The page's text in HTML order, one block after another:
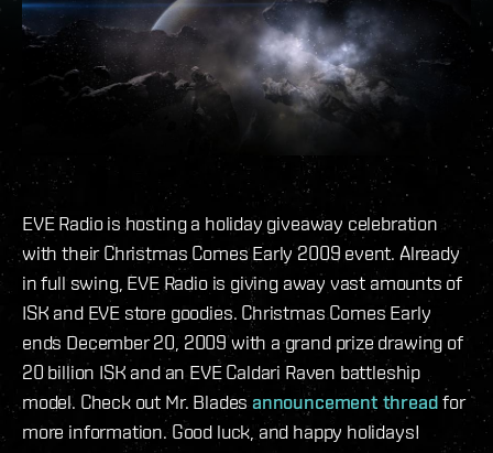
EVE Radio is hosting a holiday giveaway celebration
with their Christmas Comes Early 2009 event. Already
in full swing, EVE Radio is giving away vast amounts of
ISK and EVE store goodies. Christmas Comes Early
ends December 20, 2009 with a grand prize drawing of
20 billion ISK and an EVE Caldari Raven battleship
model. Check out Mr. Bladesannouncement threadfor
more information. Good luck, and happy holidays!